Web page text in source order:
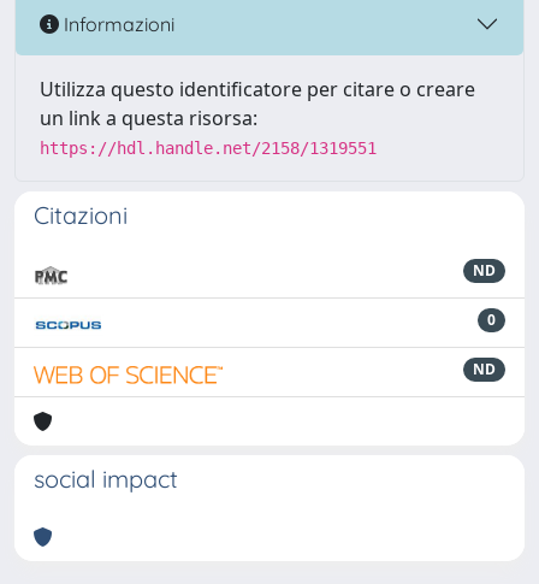
Informazioni
Utilizza questo identificatore per citare o creare
un link a questa risorsa:
https://hdl.handle.net/2158/1319551
Citazioni
ND
0
ND
social impact